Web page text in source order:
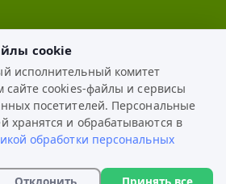
ОБРАЩЕНИЕ
КАРТА САЙТА
cookie
исполнительный комитет
сайте cookies-файлы и сервисы
посетителей. Персональные
хранятся и обрабатываются в
обработки персональных